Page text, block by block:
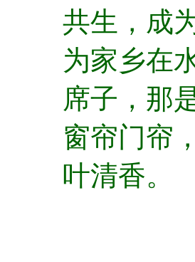
共生，成
为家乡在
席子，那
窗帘门帘
叶清香。